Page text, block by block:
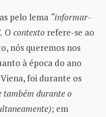
pelo lema “informar-
O contexto refere-se ao
nós queremos nos
à época do ano
foi durante os
também durante o
; em